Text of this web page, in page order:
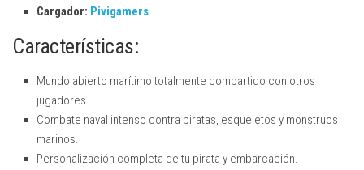
Cargador: Pivigamers
Características:
Mundo abierto marítimo totalmente compartido con otros
jugadores.
Combate naval intenso contra piratas, esqueletos y monstruos
marinos.
Personalización completa de tu pirata y embarcación.